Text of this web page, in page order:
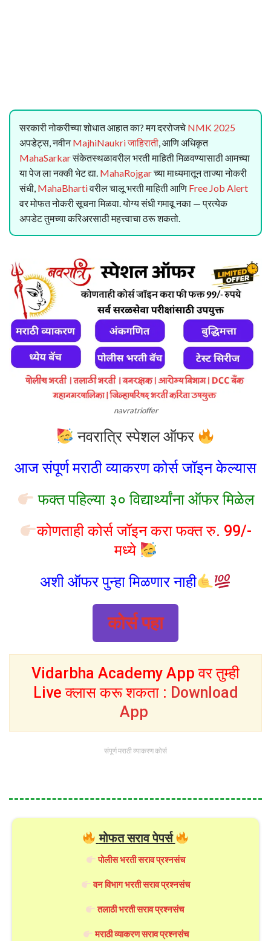
सरकारी नोकरीच्या शोधात आहात का? मग दररोजचे NMK 2025
अपडेट्स, नवीनMajhiNaukri जाहिराती , आणि अधिकृत
MahaSarkarसंकेतस्थळावरील भरती माहिती मिळवण्यासाठी आमच्या
या पेज ला नक्की भेट द्या. MahaRojgarच्या माध्यमातून ताज्या नोकरी
संधी, MahaBhartiवरील चालू भरती माहिती आणि Free Job Alert
वर मोफत नोकरी सूचना मिळवा. योग्य संधी गमावू नका — प्रत्येक
अपडेट तुमच्या करिअरसाठी महत्त्वाचा ठरू शकतो.
navratrioffer
नवरात्रि स्पेशल ऑफर
आज संपूर्ण मराठी व्याकरण कोर्स जॉइन केल्यास
फक्त पहिल्या ३० विद्यार्थ्यांना ऑफर मिळेल
कोणताही कोर्स जॉइन करा फक्त रु. 99/-
मध्ये
अशी ऑफर पुन्हा मिळणार नाही
कोर्स पहा
Vidarbha Academy App वर तुम्ही
Live क्लास करू शकता : Download
App
संपूर्ण मराठी व्याकरण कोर्स
मोफत सराव पेपर्स
पोलीस भरती सराव प्रश्नसंच
वन विभाग भरती सराव प्रश्नसंच
तलाठी भरती सराव प्रश्नसंच
मराठी व्याकरण सराव प्रश्नसंच